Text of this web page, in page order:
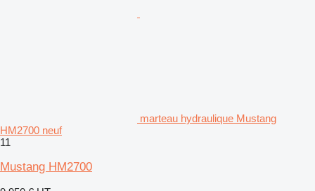
marteau hydraulique Mustang
HM2700 neuf
11
Mustang HM2700